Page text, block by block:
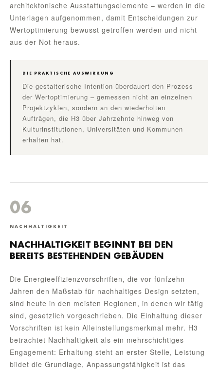
architektonische Ausstattungselemente – werden in die
Unterlagen aufgenommen, damit Entscheidungen zur
Wertoptimierung bewusst getroffen werden und nicht
aus der Not heraus.
DIE PRAKTISCHE AUSWIRKUNG
Die gestalterische Intention überdauert den Prozess
der Wertoptimierung – gemessen nicht an einzelnen
Projektzyklen, sondern an den wiederholten
Aufträgen, die H3 über Jahrzehnte hinweg von
Kulturinstitutionen, Universitäten und Kommunen
erhalten hat.
06
NACHHALTIGKEIT
NACHHALTIGKEIT BEGINNT BEI DEN
BEREITS BESTEHENDEN GEBÄUDEN
Die Energieeffizienzvorschriften, die vor fünfzehn
Jahren den Maßstab für nachhaltiges Design setzten,
sind heute in den meisten Regionen, in denen wir tätig
sind, gesetzlich vorgeschrieben. Die Einhaltung dieser
Vorschriften ist kein Alleinstellungsmerkmal mehr. H3
betrachtet Nachhaltigkeit als ein mehrschichtiges
Engagement: Erhaltung steht an erster Stelle, Leistung
bildet die Grundlage, Anpassungsfähigkeit ist das